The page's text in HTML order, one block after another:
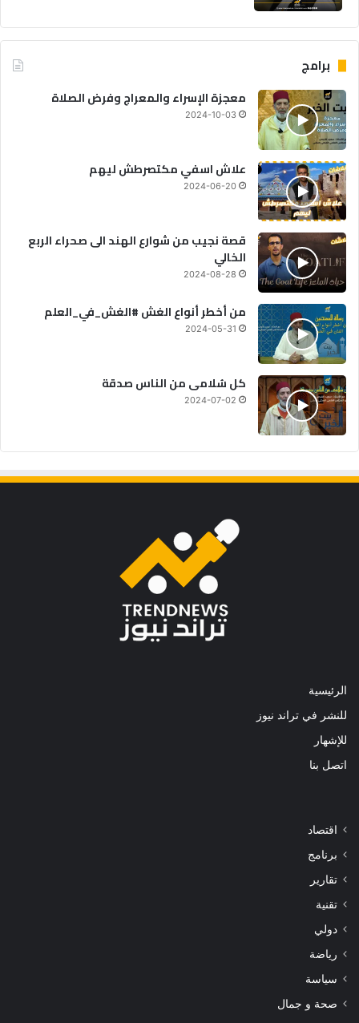
برامج
معجزة الإسراء والمعراج وفرض الصلاة
2024-10-03
علاش اسفي مكتصرطش ليهم
2024-06-20
قصة نجيب من شوارع الهند الى صحراء الربع
الخالي
2024-08-28
من أخطر أنواع الغش #الغش_في_العلم
2024-05-31
كل سُلامى من الناس صدقة
2024-07-02
الرئيسية
للنشر في تراند نيوز
للإشهار
اتصل بنا
اقتصاد
برنامج
تقارير
تقنية
دولي
رياضة
سياسة
صحة و جمال